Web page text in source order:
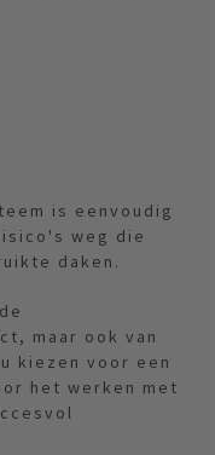
is eenvoudig
weg die
daken.
maar ook van
kiezen voor een
het werken met